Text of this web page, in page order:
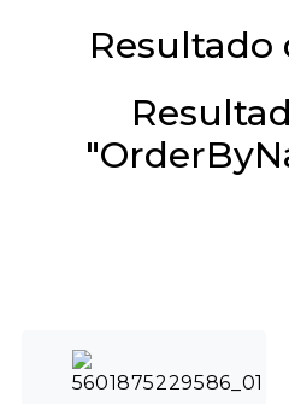
Resultado